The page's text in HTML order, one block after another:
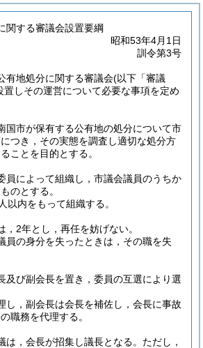
関する審議会設置要綱
昭和53年4月1日
訓令第3号
有地処分に関する審議会(以下「審議
置しその運営について必要な事項を定め
国市が保有する公有地の処分について市
つき，その実態を調査し適切な処分方
ことを目的とする。
員によって組織し，市議会議員のうちか
のとする。
以内をもって組織する。
，2年とし，再任を妨げない。
員の身分を失ったときは，その職を失
及び副会長を置き，委員の互選により選
し，副会長は会長を補佐し，会長に事故
職務を代理する。
は，会長が招集し議長となる。 ただし，